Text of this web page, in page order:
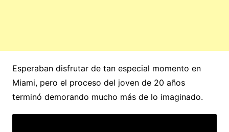
Esperaban disfrutar de tan especial momento en
Miami, pero el proceso del joven de 20 años
terminó demorando mucho más de lo imaginado.